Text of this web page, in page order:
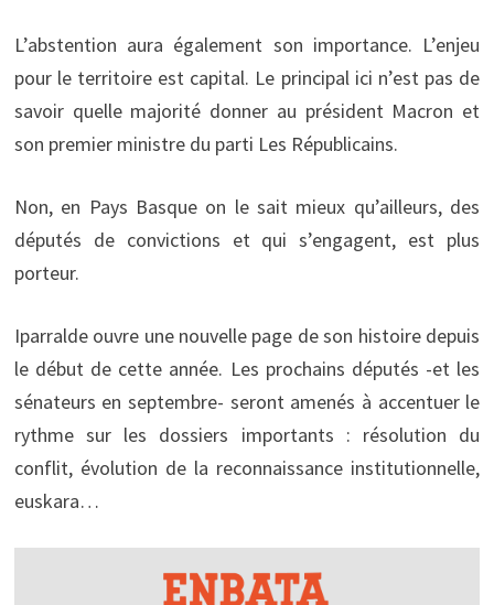
L’abstention aura également son importance. L’enjeu
pour le territoire est capital. Le principal ici n’est pas de
savoir quelle majorité donner au président Macron et
son premier ministre du parti Les Républicains.
Non, en Pays Basque on le sait mieux qu’ailleurs, des
députés de convictions et qui s’engagent, est plus
porteur.
Iparralde ouvre une nouvelle page de son histoire depuis
le début de cette année. Les prochains députés -et les
sénateurs en septembre- seront amenés à accentuer le
rythme sur les dossiers importants : résolution du
conflit, évolution de la reconnaissance institutionnelle,
euskara…